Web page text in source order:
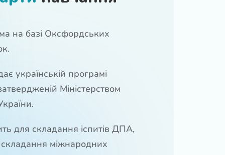
на базі Оксфордських
українській програмі
Міністерством
для складання іспитів ДПА,
міжнародних